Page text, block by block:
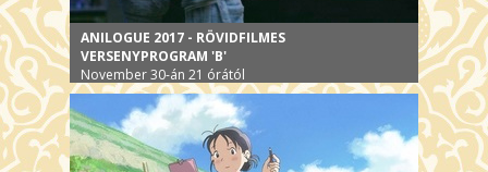
ANILOGUE 2017 - RÖVIDFILMES
VERSENYPROGRAM 'B'
November 30-án 21 órától